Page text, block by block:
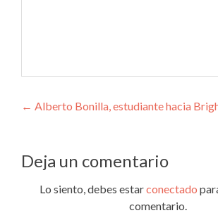
Navegación de
← Alberto Bonilla, estudiante hacia
Deja un comentario
Lo siento, debes estarconectado
comentario.